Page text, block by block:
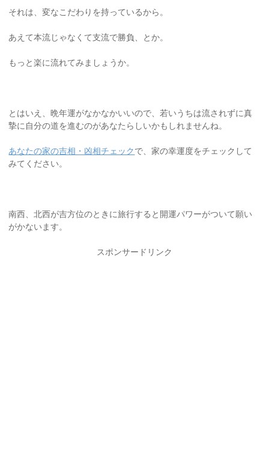
それは、変なこだわりを持っているから。
あえて本流じゃなくて支流で勝負、とか。
もっと楽に流れてみましょうか。
とはいえ、晩年運がなかなかいいので、若いうちは流されずに真
摯に自分の道を進むのがあなたらしいかもしれませんね。
あなたの家の吉相・凶相チェックで、家の幸運度をチェックして
みてください。
南西、北西が吉方位のときに旅行すると開運パワーがついて願い
がかないます。
スポンサードリンク